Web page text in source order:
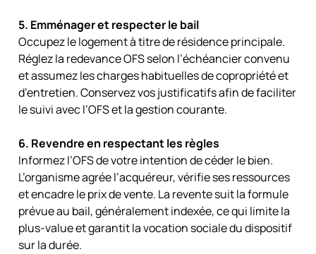
5. Emménager et respecter le bail
Occupez le logement à titre de résidence principale.
Réglez la redevance OFS selon l’échéancier convenu
et assumez les charges habituelles de copropriété et
d’entretien. Conservez vos justificatifs afin de faciliter
le suivi avec l’OFS et la gestion courante.
6. Revendre en respectant les règles
Informez l’OFS de votre intention de céder le bien.
L’organisme agrée l’acquéreur, vérifie ses ressources
et encadre le prix de vente. La revente suit la formule
prévue au bail, généralement indexée, ce qui limite la
plus-value et garantit la vocation sociale du dispositif
sur la durée.